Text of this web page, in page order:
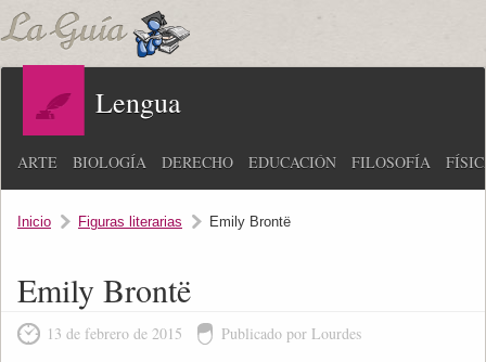
Lengua
ARTE BIOLOGÍA DERECHO EDUCACIÓN FILOSOFÍA
Inicio Figuras literarias Emily Brontë
Emily Brontë
13 de febrero de 2015 Publicado por Lourdes